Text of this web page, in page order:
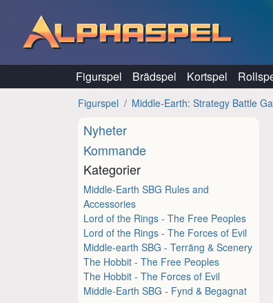
Figurspel Brädspel Kortspel
Figurspel Middle-Earth: Strategy Battle
Nyheter
Kommande
Kategorier
Middle-Earth SBG Rules and
Accessories
Lord of the Rings - The Free Peoples
Lord of the Rings - The Forces of Evil
Middle-earth SBG - Terräng & Scenery
The Hobbit - The Free Peoples
The Hobbit - The Forces of Evil
Middle-Earth SBG - Fynd & Begagnat